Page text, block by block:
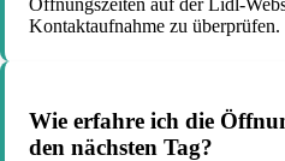
Öffnungszeiten auf der Lidl-
Kontaktaufnahme zu überprüfen.
Wie erfahre ich die
den nächsten Tag?